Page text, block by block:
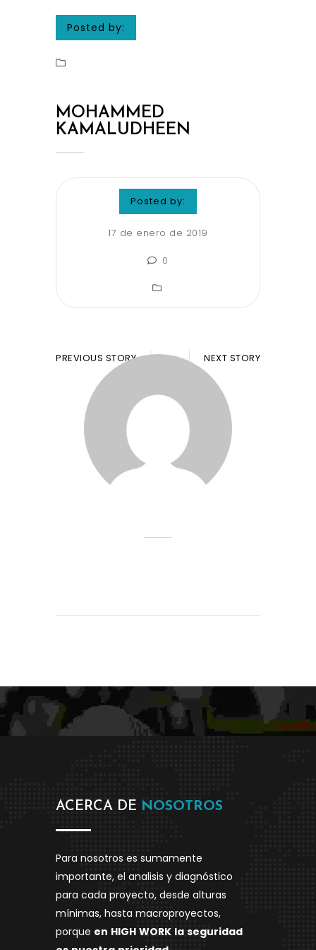
Posted by:
MOHAMMED
KAMALUDHEEN
Posted by:
17 de enero de 2019
0
PREVIOUS STORY NEXT STORY
ACERCA DE NOSOTROS
Para nosotros es sumamente
importante, el analisis y diagnóstico
para cada proyecto, desde alturas
mínimas, hasta macroproyectos,
porque en HIGH WORK la seguridad